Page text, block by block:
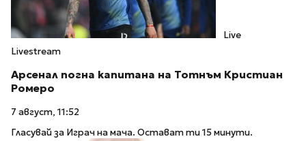
Live
Livestream
Арсенал погна капитана на Тотнъм Кристиан
Ромеро
7 август, 11:52
Гласувай за Играч на мача. Остават ти 15 минути.